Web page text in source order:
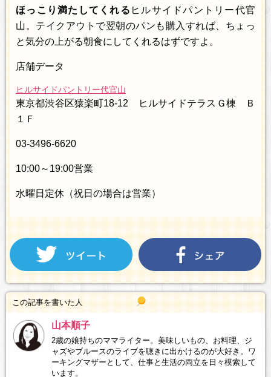
ほっこり満たしてくれる ヒルサイドパントリー代官
山。テイクアウトで翌朝のパンも購入すれば、ちょっ
と気分の上がる朝食にしてくれるはずですよ。
店舗データ
ヒルサイドパントリー代官山
東京都渋谷区猿楽町18-12 ヒルサイドテラスＧ棟 Ｂ
１Ｆ
03-3496-6620
10:00～19:00営業
水曜日定休（祝日の場合は営業）
この記事を書いた人
山本順子
2歳の娘持ちのママライター。美味しいもの、お料理、ジ
ャズやブルースのライブを聴きに出かけるのが大好き。ワ
ーキングマザーとして、仕事と生活の両立を日々模索して
います。